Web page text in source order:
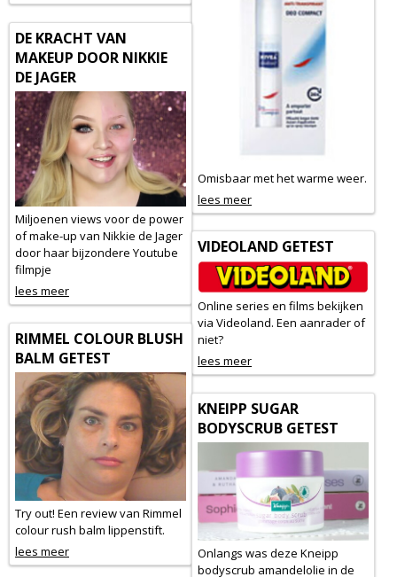
Omisbaar met het warme weer.
lees meer
DE KRACHT VAN
MAKEUP DOOR NIKKIE
DE JAGER
Miljoenen views voor de power
of make-up van Nikkie de Jager
door haar bijzondere Youtube
filmpje
lees meer
VIDEOLAND GETEST
Online series en films bekijken
via Videoland. Een aanrader of
niet?
lees meer
RIMMEL COLOUR BLUSH
BALM GETEST
Try out! Een review van Rimmel
colour rush balm lippenstift.
lees meer
KNEIPP SUGAR
BODYSCRUB GETEST
Onlangs was deze Kneipp
bodyscrub amandelolie in de